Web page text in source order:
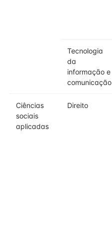
Tecnologia
da
informação e
comunicação
Ciências
sociais
aplicadas
Direito